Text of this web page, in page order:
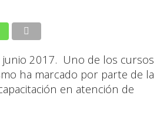
junio 2017. Uno de los cursos
ha marcado por parte de la
en atención de